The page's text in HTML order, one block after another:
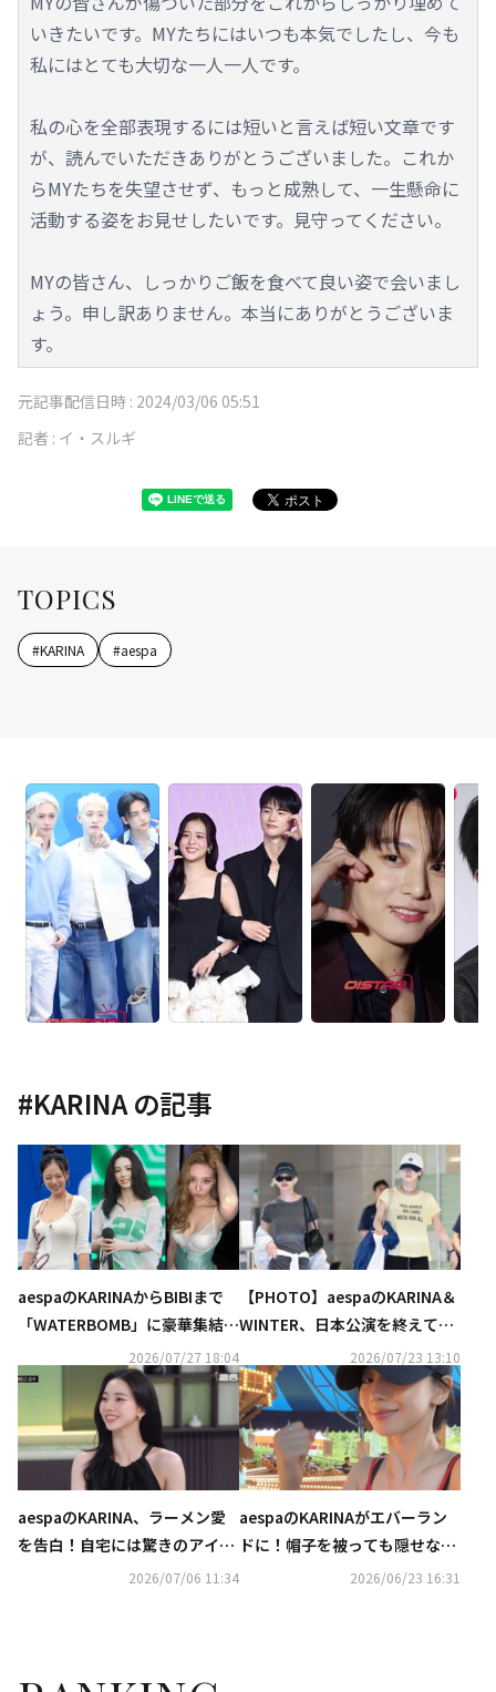
いきたいです。MYたちにはいつも本気でしたし、今も
私にはとても大切な一人一人です。
私の心を全部表現するには短いと言えば短い文章です
が、読んでいただきありがとうございました。これか
らMYたちを失望させず、もっと成熟して、一生懸命に
活動する姿をお見せしたいです。見守ってください。
MYの皆さん、しっかりご飯を食べて良い姿で会いまし
ょう。申し訳ありません。本当にありがとうございま
す。
元記事配信日時 : 2024/03/06 05:51
記者 : イ・スルギ
TOPICS
#KARINA #aespa
#KARINAの記事
aespaのKARINAからBIBIまで
「WATERBOMB」に豪華集結！
ビキニ＆上半身裸のパフォーマ
ンスが話題…過激すぎると賛否
の声も
2026/07/27 18:04
【PHOTO】aespaのKARINA＆
WINTER、日本公演を終えて韓
国に到着（動画あり）2026/07/23 13:10
aespaのKARINA、ラーメン愛
を告白！自宅には驚きのアイテ
2026/07/06 11:34
aespaのKARINAがエバーラン
ドに！帽子を被っても隠せない
美しさ（動画あり）2026/06/23 16:31